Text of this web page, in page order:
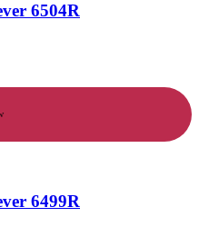
6504R
6499R